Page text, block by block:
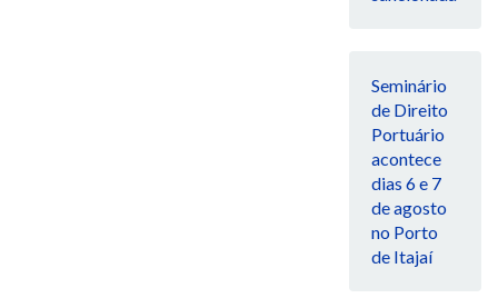
Seminário
de Direito
Portuário
acontece
dias 6 e 7
de agosto
no Porto
de Itajaí